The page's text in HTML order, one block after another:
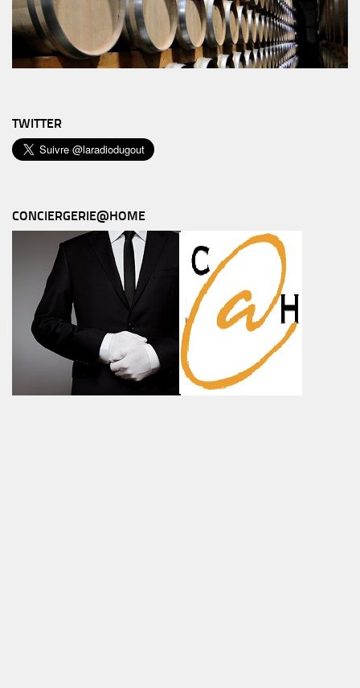
TWITTER
CONCIERGERIE@HOME